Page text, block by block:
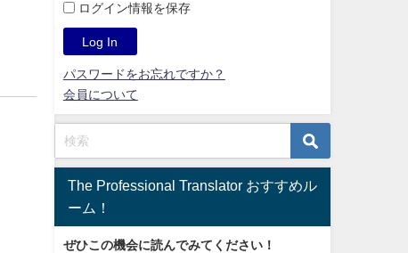
ログイン情報を保存
パスワードをお忘れですか？
会員について
The Professional Translator おすすめル
ーム！
ぜひこの機会に読んでみてください！